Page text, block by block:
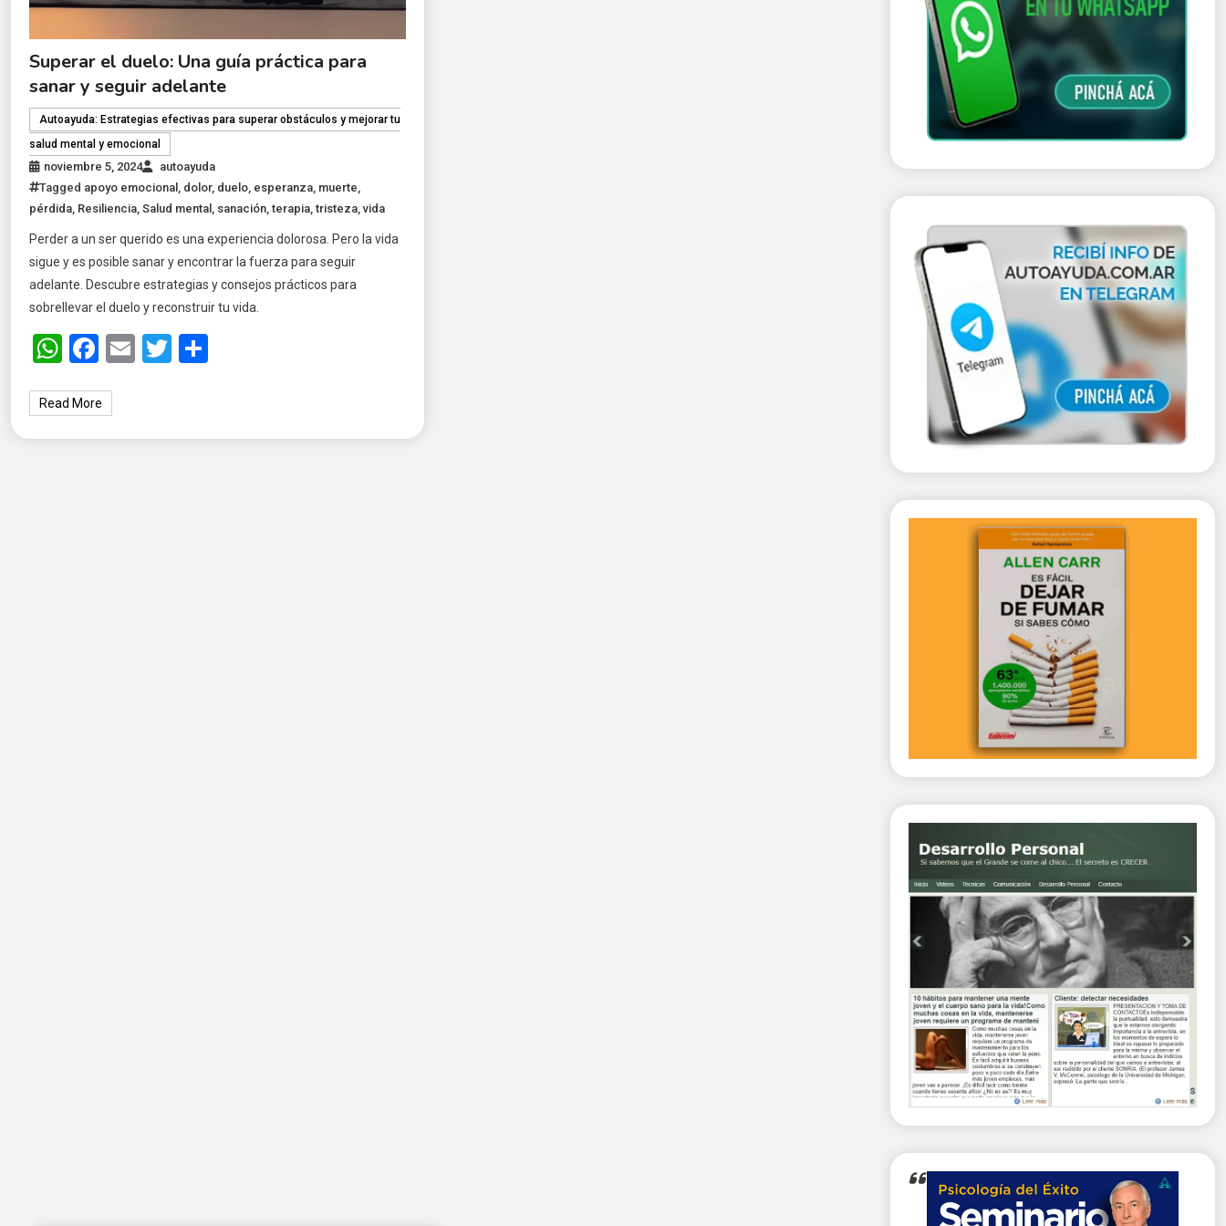
Superar el duelo: Una guía práctica para
sanar y seguir adelante
Autoayuda: Estrategias efectivas para superar obstáculos y mejorar tu
salud mental y emocional
noviembre 5, 2024
autoayuda
Tagged apoyo emocional dolor, duelo esperanza muerte
pérdida Resiliencia ,Salud mental sanación ,terapia ,tristeza ,vida
Perder a un ser querido es una experiencia dolorosa. Pero la vida
sigue y es posible sanar y encontrar la fuerza para seguir
adelante. Descubre estrategias y consejos prácticos para
sobrellevar el duelo y reconstruir tu vida.
WhatsApp
Facebook
EmailTwitter
Read More